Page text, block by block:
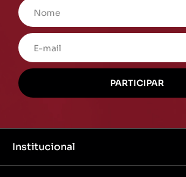
Institucional